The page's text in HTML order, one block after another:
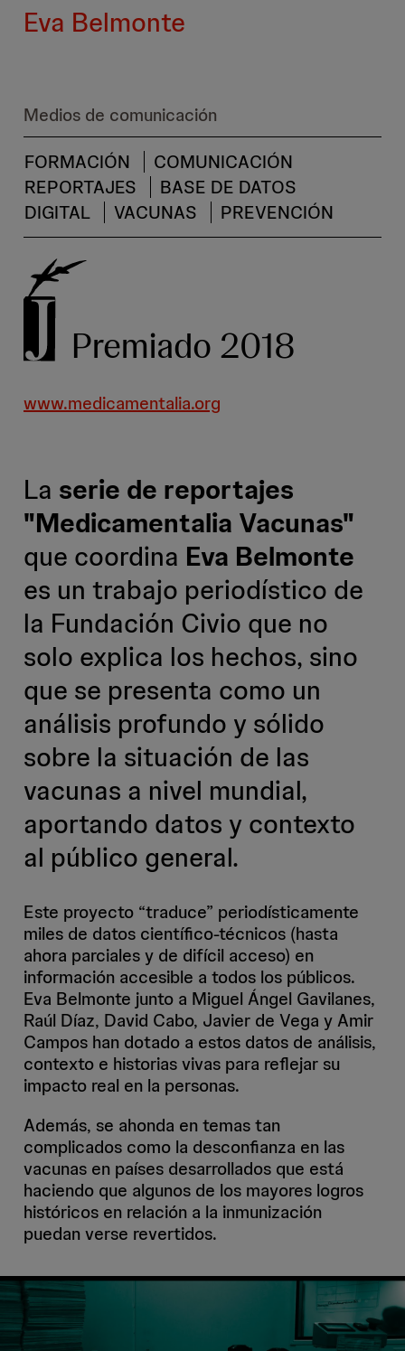
Eva Belmonte
Medios de comunicación
FORMACIÓN
COMUNICACIÓN
REPORTAJES
BASE DE DATOS
DIGITAL
VACUNAS PREVENCIÓN
Premiado 2018
www.medicamentalia.org
La serie de reportajes
"Medicamentalia Vacunas"
que coordina Eva Belmonte
es un trabajo periodístico de
la Fundación Civio que no
solo explica los hechos, sino
que se presenta como un
análisis profundo y sólido
sobre la situación de las
vacunas a nivel mundial,
aportando datos y contexto
al público general.
Este proyecto “traduce” periodísticamente
miles de datos científico-técnicos (hasta
ahora parciales y de difícil acceso) en
información accesible a todos los públicos.
Eva Belmonte junto a Miguel Ángel Gavilanes,
Raúl Díaz, David Cabo, Javier de Vega y Amir
Campos han dotado a estos datos de análisis,
contexto e historias vivas para reflejar su
impacto real en la personas.
Además, se ahonda en temas tan
complicados como la desconfianza en las
vacunas en países desarrollados que está
haciendo que algunos de los mayores logros
históricos en relación a la inmunización
puedan verse revertidos.